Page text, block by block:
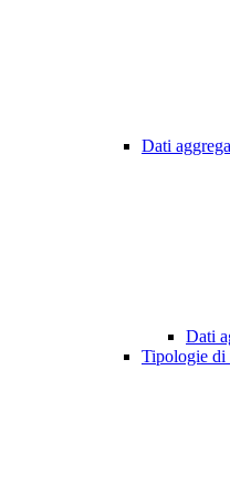
Dati
Dati
Tipologie di